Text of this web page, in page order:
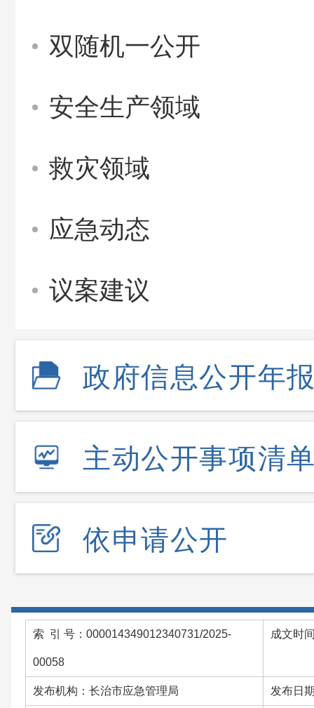
双随机一公开
安全生产领域
救灾领域
应急动态
议案建议
政府信息公开年
主动公开事项清
依申请公开
索 引 号：000014349012340731/2025-
00058
成文时
发布机构：长治市应急管理局 发布日